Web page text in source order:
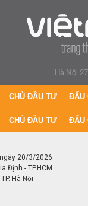
Hà Nội
CHỦ ĐẦU TƯ ĐẤU
CHỦ ĐẦU TƯ ĐẤU
ngày 20/3/2026
Định - TP.HCM
Hà Nội